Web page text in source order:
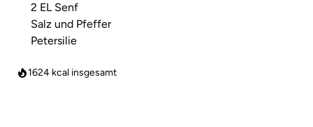
2 EL Senf
Salz und Pfeffer
Petersilie
1624 kcal insgesamt